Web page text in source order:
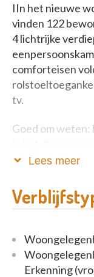
IIn het nieuwe
vinden 122
4 lichtrijke
comforteisen
tv.
Goed om weten:
Lees meer
Erkenning